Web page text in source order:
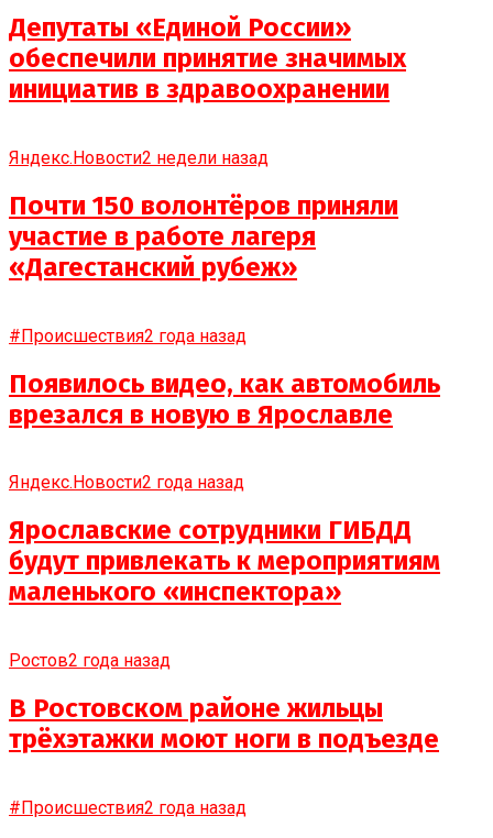
Депутаты «Единой России»
обеспечили принятие значимых
инициатив в здравоохранении
Яндекс.Новости2 недели назад
Почти 150 волонтёров приняли
участие в работе лагеря
«Дагестанский рубеж»
#Происшествия2 года назад
Появилось видео, как автомобиль
врезался в новую в Ярославле
Яндекс.Новости2 года назад
Ярославские сотрудники ГИБДД
будут привлекать к мероприятиям
маленького «инспектора»
Ростов2 года назад
В Ростовском районе жильцы
трёхэтажки моют ноги в подъезде
#Происшествия2 года назад